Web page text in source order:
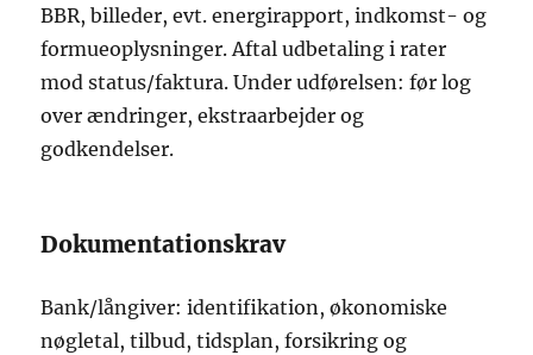
BBR, billeder, evt. energirapport, indkomst- og
formueoplysninger. Aftal udbetaling i rater
mod status/faktura. Under udførelsen: før log
over ændringer, ekstraarbejder og
godkendelser.
Dokumentationskrav
Bank/långiver: identifikation, økonomiske
nøgletal, tilbud, tidsplan, forsikring og